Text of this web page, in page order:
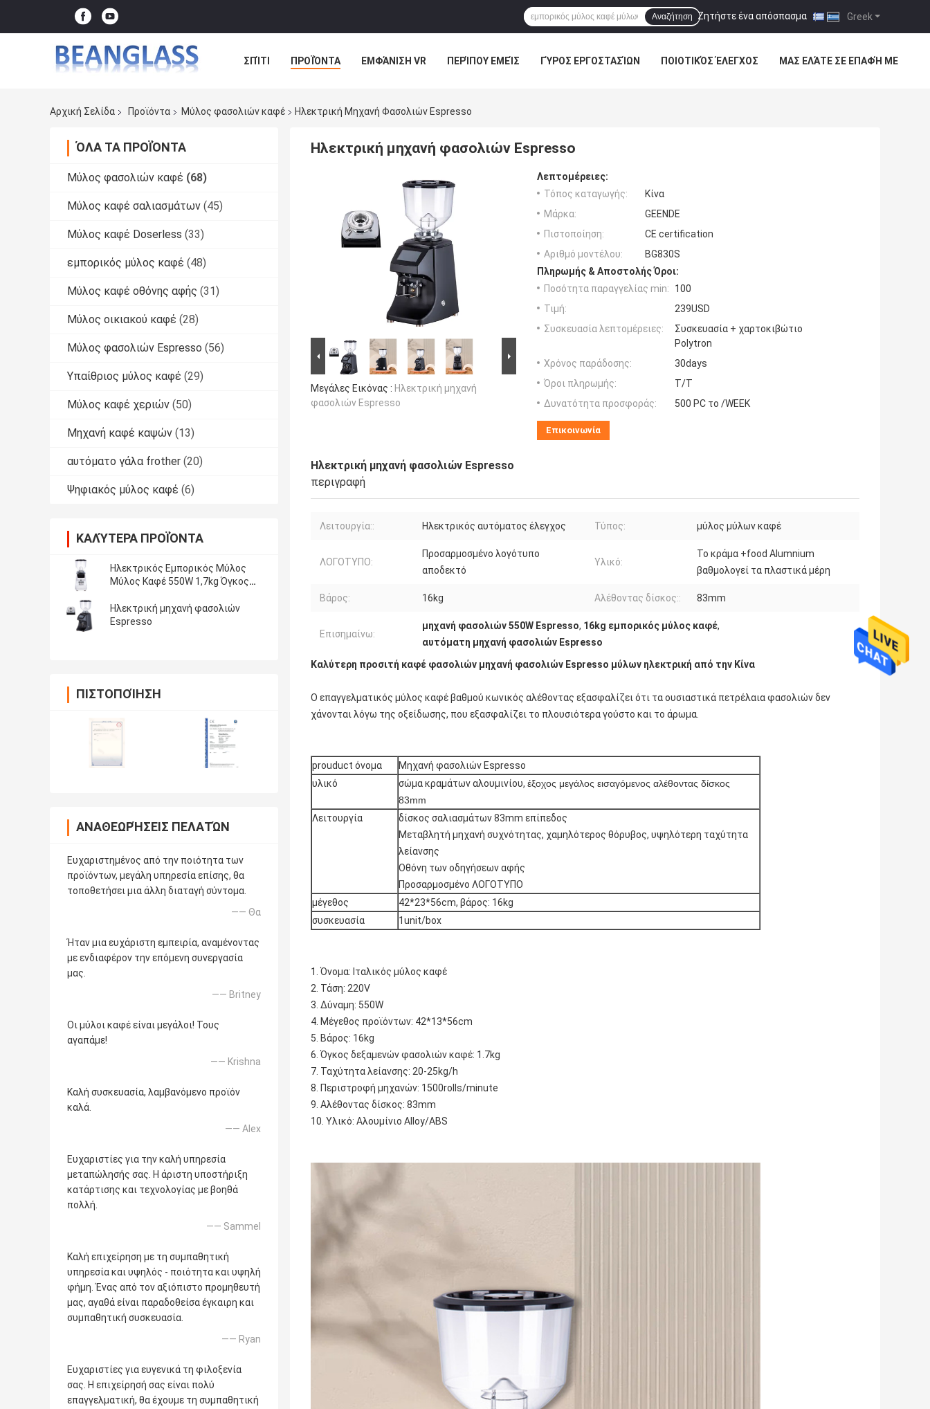
Greek
Ζητήστε ένα απόσπασμα |
Αναζήτηση
ΣΠΊΤΙ ΠΡΟΪΌΝΤΑ ΕΜΦΆΝΙΣΗ VR ΠΕΡΊΠΟΥ ΕΜΕΊΣ ΓΎΡΟΣ ΕΡΓΟΣΤΑΣΊΩΝ ΠΟΙΟΤΙΚΌΣ ΈΛΕΓΧΟΣ ΜΑΣ ΕΛΆΤΕ ΣΕ ΕΠΑΦΉ ΜΕ
Αρχική Σελίδα
Προϊόντα Μύλος φασολιών καφέ Ηλεκτρική Μηχανή Φασολιών Espresso
ΌΛΑ ΤΑ ΠΡΟΪΌΝΤΑ
Μύλος φασολιών καφέ (68)
Μύλος καφέ σαλιασμάτων (45)
Μύλος καφέ Doserless (33)
εμπορικός μύλος καφέ (48)
Μύλος καφέ οθόνης αφής (31)
Μύλος οικιακού καφέ (28)
Μύλος φασολιών Espresso (56)
Υπαίθριος μύλος καφέ (29)
Μύλος καφέ χεριών (50)
Μηχανή καφέ καψών (13)
αυτόματο γάλα frother (20)
Ψηφιακός μύλος καφέ (6)
ΚΑΛΎΤΕΡΑ ΠΡΟΪΌΝΤΑ
Ηλεκτρικός Εμπορικός Μύλος
Μύλος Καφέ 550W 1,7kg Όγκος
Ηλεκτρική μηχανή φασολιών
Espresso
ΠΙΣΤΟΠΟΊΗΣΗ
ΑΝΑΘΕΩΡΉΣΕΙΣ ΠΕΛΑΤΏΝ
Ευχαριστημένος από την ποιότητα των
προϊόντων, μεγάλη υπηρεσία επίσης, θα
τοποθετήσει μια άλλη διαταγή σύντομα.
—— Θα
Ήταν μια ευχάριστη εμπειρία, αναμένοντας
με ενδιαφέρον την επόμενη συνεργασία
μας.
—— Britney
Οι μύλοι καφέ είναι μεγάλοι! Τους
αγαπάμε!
—— Krishna
Καλή συσκευασία, λαμβανόμενο προϊόν
καλά.
—— Alex
Ευχαριστίες για την καλή υπηρεσία
μεταπώλησής σας. Η άριστη υποστήριξη
κατάρτισης και τεχνολογίας με βοηθά
πολλή.
—— Sammel
Καλή επιχείρηση με τη συμπαθητική
υπηρεσία και υψηλός - ποιότητα και υψηλή
φήμη. Ένας από τον αξιόπιστο προμηθευτή
μας, αγαθά είναι παραδοθείσα έγκαιρη και
συμπαθητική συσκευασία.
—— Ryan
Ευχαριστίες για ευγενικά τη φιλοξενία
σας. Η επιχείρησή σας είναι πολύ
επαγγελματική, θα έχουμε τη συμπαθητική
Ηλεκτρική μηχανή φασολιών Espresso
Μεγάλες Εικόνας : Ηλεκτρική μηχανή
φασολιών Espresso
Λεπτομέρειες:
Τόπος καταγωγής:
Κίνα
Μάρκα:
GEENDE
Πιστοποίηση:
CE certification
Αριθμό μοντέλου:
BG830S
Πληρωμής & Αποστολής Όροι:
Ποσότητα παραγγελίας min:
100
Τιμή:
239USD
Συσκευασία λεπτομέρειες:
Συσκευασία + χαρτοκιβώτιο
Polytron
Χρόνος παράδοσης:
30days
Όροι πληρωμής:
T/T
Δυνατότητα προσφοράς:
500 PC το /WEEK
Επικοινωνία
Ηλεκτρική μηχανή φασολιών Espresso
περιγραφή
Λειτουργία:: Ηλεκτρικός αυτόματος έλεγχος Τύπος: μύλος μύλων καφέ
ΛΟΓΟΤΥΠΟ:
Προσαρμοσμένο λογότυπο
αποδεκτό
Υλικό:
Το κράμα +food Alumnium
βαθμολογεί τα πλαστικά μέρη
Βάρος: 16kg Αλέθοντας δίσκος:: 83mm
Επισημαίνω:
μηχανή φασολιών 550W Espresso, 16kg εμπορικός μύλος καφέ,
αυτόματη μηχανή φασολιών Espresso
Καλύτερη προσιτή καφέ φασολιών μηχανή φασολιών Espresso μύλων ηλεκτρική από την Κίνα
Ο επαγγελματικός μύλος καφέ βαθμού κωνικός αλέθοντας εξασφαλίζει ότι τα ουσιαστικά πετρέλαια φασολιών δεν
χάνονται λόγω της οξείδωσης, που εξασφαλίζει το πλουσιότερα γούστο και το άρωμα.
prouduct όνομα
Μηχανή φασολιών Espresso
υλικό
σώμα κραμάτων αλουμινίου, έξοχος μεγάλος εισαγόμενος αλέθοντας δίσκος
83mm
Λειτουργία
δίσκος σαλιασμάτων 83mm επίπεδος
Μεταβλητή μηχανή συχνότητας, χαμηλότερος θόρυβος, υψηλότερη ταχύτητα
λείανσης
Οθόνη των οδηγήσεων αφής
Προσαρμοσμένο ΛΟΓΟΤΥΠΟ
μέγεθος
42*23*56cm, βάρος: 16kg
συσκευασία
1unit/box
1. Όνομα: Ιταλικός μύλος καφέ
2. Τάση: 220V
3. Δύναμη: 550W
4. Μέγεθος προϊόντων: 42*13*56cm
5. Βάρος: 16kg
6. Όγκος δεξαμενών φασολιών καφέ: 1.7kg
7. Ταχύτητα λείανσης: 20-25kg/h
8. Περιστροφή μηχανών: 1500rolls/minute
9. Αλέθοντας δίσκος: 83mm
10. Υλικό: Αλουμίνιο Alloy/ABS